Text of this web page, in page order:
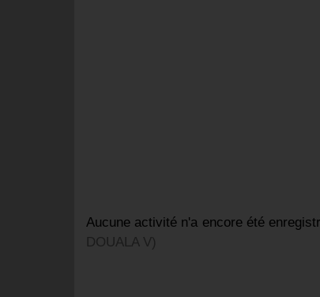
Aucune activité n'a encore été
DOUALA V)